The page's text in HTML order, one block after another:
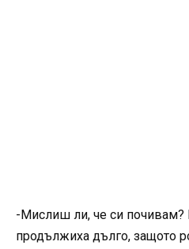
-Мислиш ли, че си почивам?
продължиха дълго, защото